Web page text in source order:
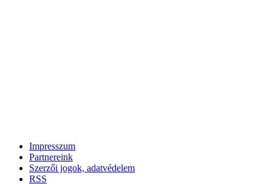
Impresszum
Partnereink
Szerzői jogok, adatvédelem
RSS